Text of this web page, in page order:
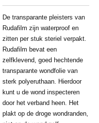
De transparante pleisters van
Rudafilm zijn waterproof en
zitten per stuk steriel verpakt.
Rudafilm bevat een
zelfklevend, goed hechtende
transparante wondfolie van
sterk polyeruthaan. Hierdoor
kunt u de wond inspecteren
door het verband heen. Het
plakt op de droge wondranden,